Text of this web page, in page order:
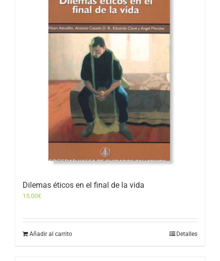
Dilemas éticos en el final de la vida
15,00€
Añadir al carrito Detalles